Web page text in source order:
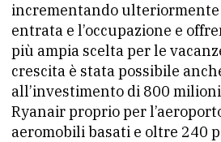
incrementando
entrata e l’occupazione e
più ampia scelta per le
crescita è stata possibile
all’investimento di 800
Ryanair proprio per
aeromobili basati e oltre 240